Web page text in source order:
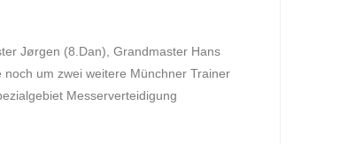
Jørgen (8.Dan), Grandmaster Hans
um zwei weitere Münchner Trainer
Messerverteidigung